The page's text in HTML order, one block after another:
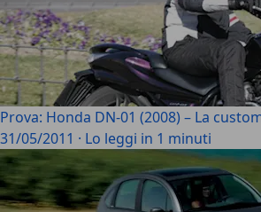
Prova: Honda DN-01 (2008) – La
31/05/2011 · Lo leggi in 1 minuti